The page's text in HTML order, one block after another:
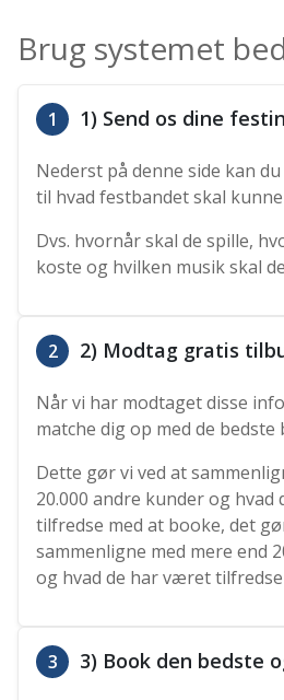
Brug systemet
1 1) Send os dine
Nederst på denne side kan
til hvad festbandet skal kunne
Dvs. hvornår skal de spille,
koste og hvilken musik skal
2 2) Modtag gratis
Når vi har modtaget disse
matche dig op med de
Dette gør vi ved at
20.000 andre kunder og
tilfredse med at booke, det
sammenligne med mere end
og hvad de har været
3 3) Book den bedste